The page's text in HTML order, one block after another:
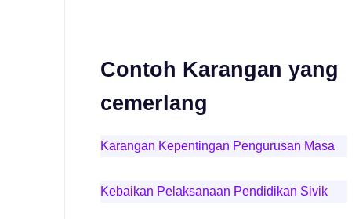
Contoh Karangan yang
cemerlang
Karangan Kepentingan Pengurusan Masa
Kebaikan Pelaksanaan Pendidikan Sivik